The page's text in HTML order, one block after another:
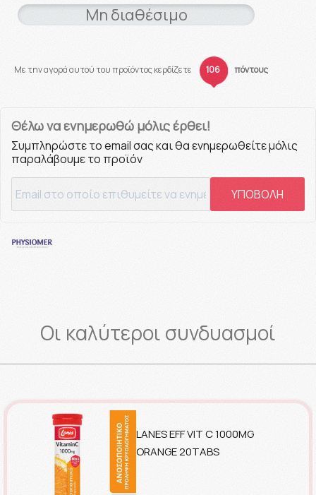
Μη διαθέσιμο
Με την αγορά αυτού του προϊόντος κερδίζετε 106 πόντους
Θέλω να ενημερωθώ μόλις έρθει!
Συμπληρώστε το email σας και θα ενημερωθείτε μόλις
παραλάβουμε το προϊόν
ΥΠΟΒΟΛΗ
Οι καλύτεροι συνδυασμοί
LANES EFF VIT C 1000MG
ORANGE 20TABS